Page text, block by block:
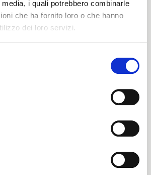
i quali potrebbero combinarle
che ha fornito loro o che hanno
dei loro servizi.
instructions
8obWd